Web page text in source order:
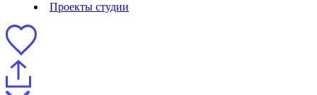
Проекты студии